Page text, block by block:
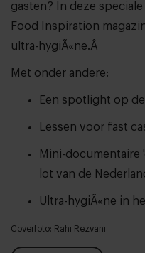
gasten? In deze
Food Inspiration
ultra-hygiÃ«ne.Â
Met onder andere:
Een spotlight op
Lessen voor fast
Mini-documentaire
lot van de
Ultra-hygiÃ«ne in
Coverfoto: Rahi Rezvani